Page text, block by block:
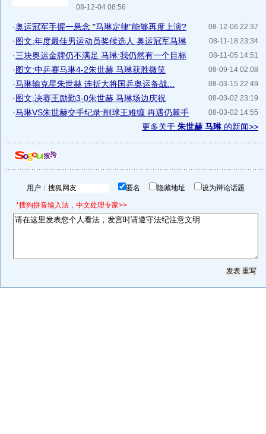
08-12-04 08:56
08-12-06 22:37
·奥运冠军手握一悬念 "马琳定律"能够再度上演?
08-11-18 23:34
·图文:年度最佳男运动员奖候选人 奥运冠军马琳
08-11-05 14:51
·三块奥运金牌仍不满足 马琳:我仍然有一个目标
08-09-14 02:08
·图文:中乒赛马琳4-2朱世赫 马琳获胜微笑
08-03-15 22:49
·马琳输克星朱世赫 连折大将国乒奥运备战...
08-03-02 23:19
·图文:决赛王励勤3-0朱世赫 马琳场边庆祝
08-03-02 14:55
·马琳VS朱世赫交手纪录:削球王难缠 再遇仍棘手
更多关于 朱世赫 马琳的新闻>>
用户： 匿名 隐藏地址 设为辩论话题
*搜狗拼音输入法，中文处理专家>>